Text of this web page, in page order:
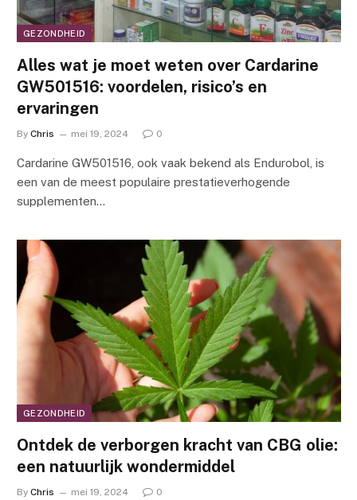
GEZONDHEID
Alles wat je moet weten over Cardarine
GW501516: voordelen, risico’s en
ervaringen
By Chris mei 19, 2024 0
Cardarine GW501516, ook vaak bekend als Endurobol, is
een van de meest populaire prestatieverhogende
supplementen…
GEZONDHEID
Ontdek de verborgen kracht van CBG olie:
een natuurlijk wondermiddel
By Chris mei 19, 2024 0